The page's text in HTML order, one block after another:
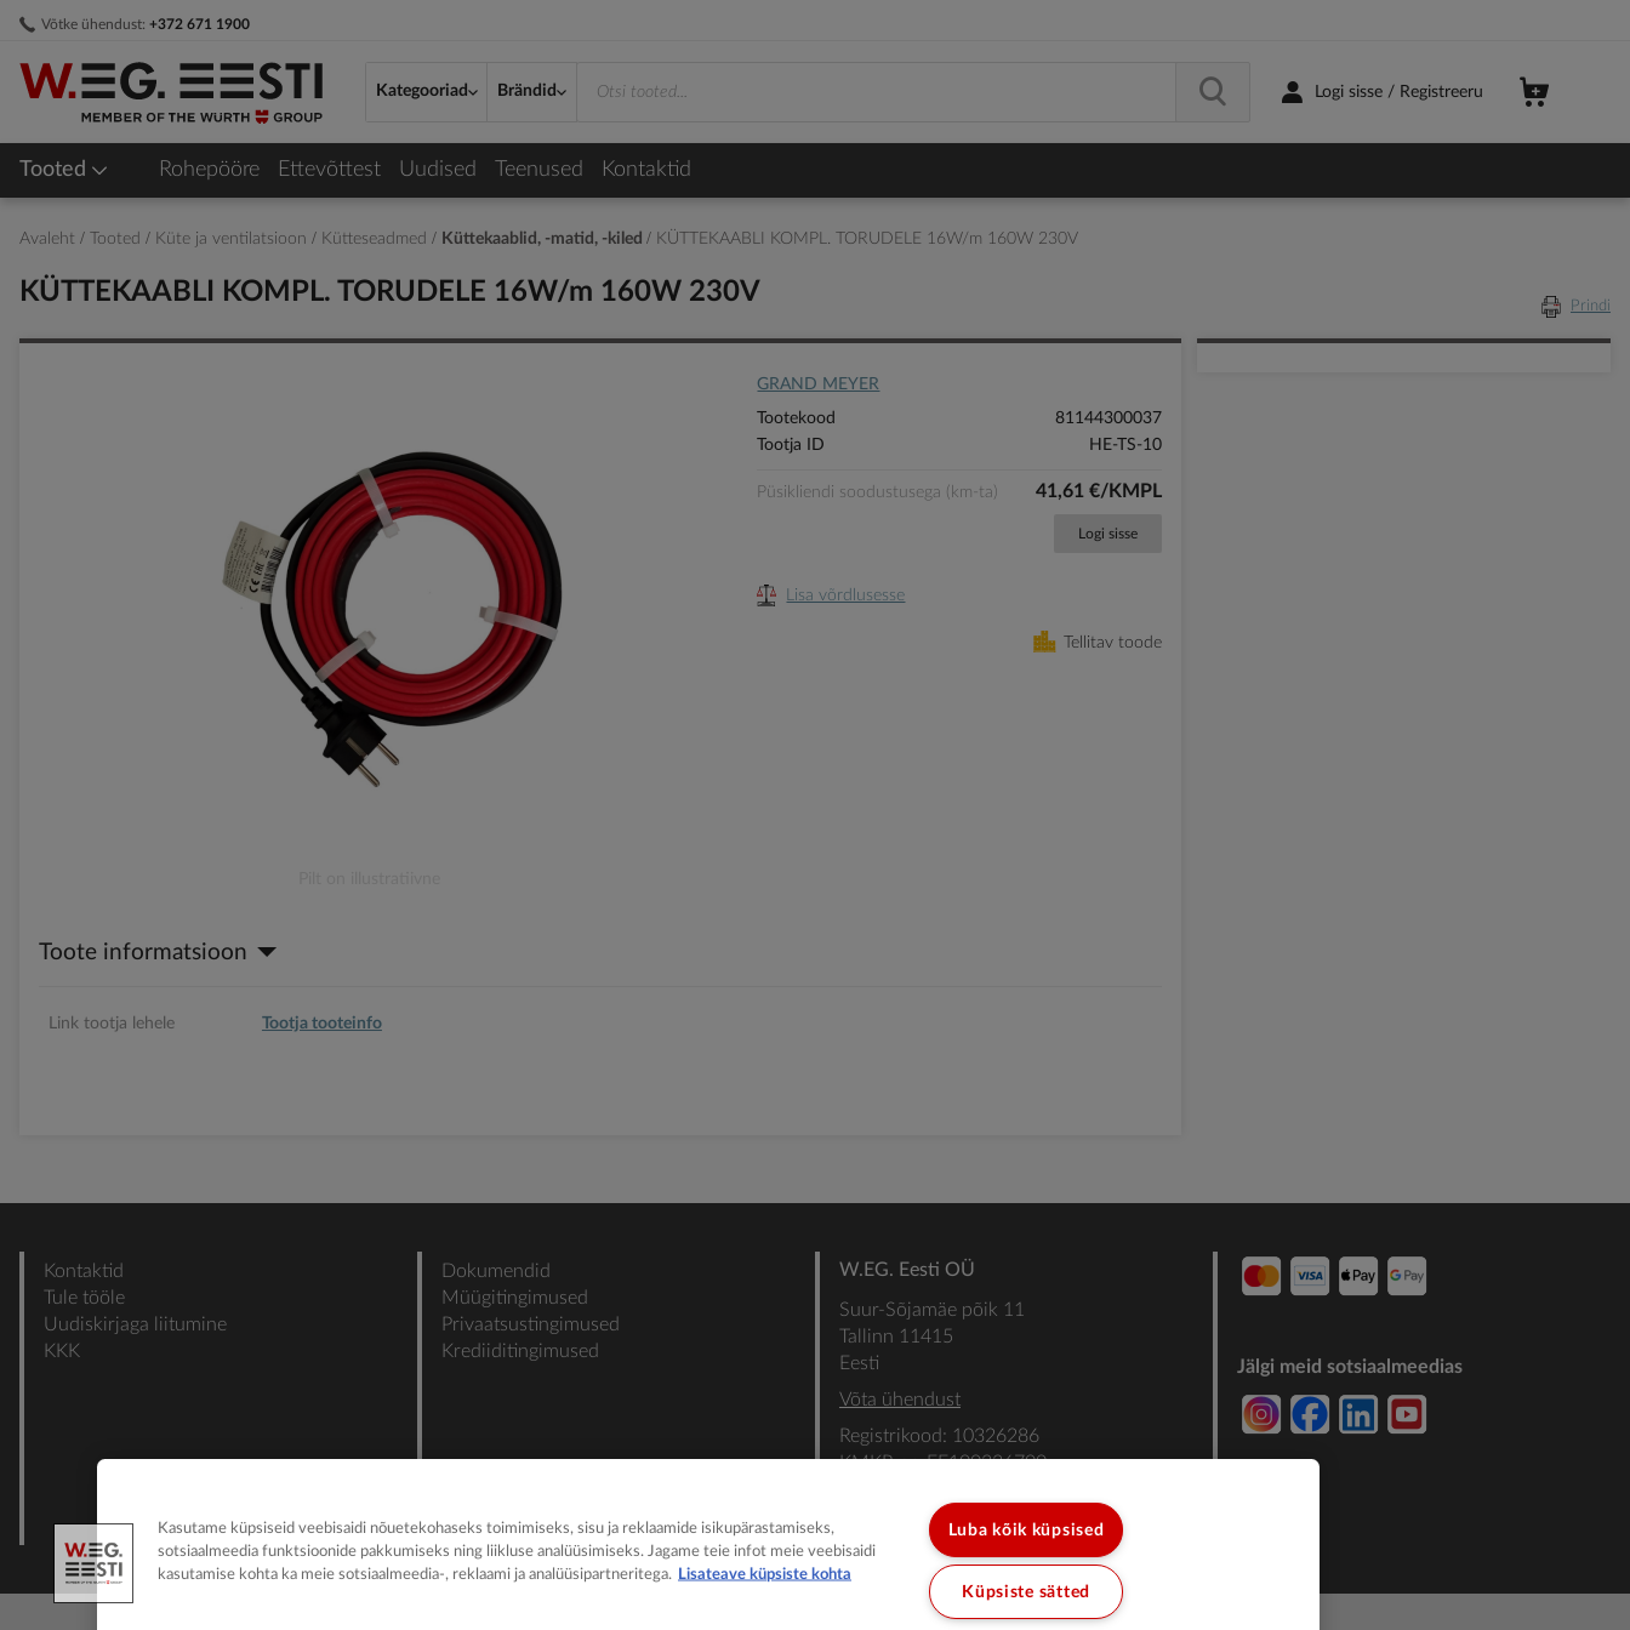
Võtke ühendust: +372 671 1900
Skip
Content
Kategooriad
Brändid Logi sisse / Registreeru
Tooted Rohepööre Ettevõttest Uudised Teenused Kontaktid
Avaleht Tooted Küte ja ventilatsioon Kütteseadmed Küttekaablid, -matid, -kiled KÜTTEKAABLI KOMPL. TORUDELE 16W/m 160W 230V
KÜTTEKAABLI KOMPL. TORUDELE 16W/m 160W 230V Prindi
beginning
images
GRAND MEYER
Tootekood
81144300037
Tootja ID
HE-TS-10
Püsikliendi soodustusega (km-ta) 41,61 €/KMPL
Logi sisse
Lisa võrdlusesse
Tellitav toode
Toote informatsioon
Link tootja lehele Tootja tooteinfo
Kontaktid
Tule tööle
Uudiskirjaga liitumine
KKK
Dokumendid
Müügitingimused
Privaatsustingimused
Krediiditingimused
W.EG. Eesti OÜ
Suur-Sõjamäe põik 11
Tallinn 11415
Eesti
Võta ühendust
Registrikood: 10326286
KMKR nr: EE100336700
SWIFT: EEUHEE2X
Jälgi meid sotsiaalmeedias
Kasutame küpsiseid veebisaidi nõuetekohaseks toimimiseks, sisu ja reklaamide isikupärastamiseks,
sotsiaalmeedia funktsioonide pakkumiseks ning liikluse analüüsimiseks. Jagame teie infot meie veebisaidi
kasutamise kohta ka meie sotsiaalmeedia-, reklaami ja analüüsipartneritega.
Lisateave küpsiste kohta
Luba kõik küpsised
Küpsiste sätted